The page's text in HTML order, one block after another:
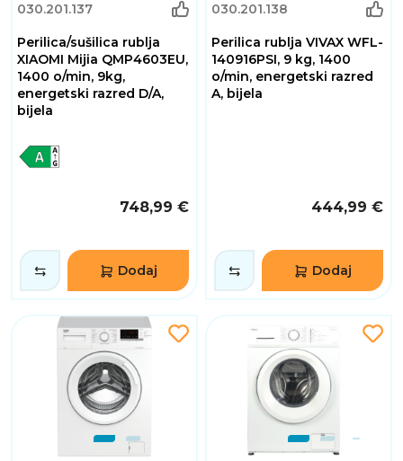
030.201.137
Perilica/sušilica rublja
XIAOMI Mijia QMP4603EU,
1400 o/min, 9kg,
energetski razred D/A,
bijela
748,99 €
Dodaj
030.201.138
Perilica rublja VIVAX WFL-
140916PSI, 9 kg, 1400
o/min, energetski razred
A, bijela
444,99 €
Dodaj